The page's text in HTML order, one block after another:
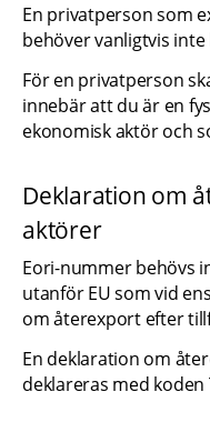
En privatperson som
behöver vanligtvis
För en privatperson
innebär att du är en
ekonomisk aktör och
Deklaration om
aktörer
Eori-nummer behövs
utanför EU som vid
om återexport efter
En deklaration om
deklareras med koden